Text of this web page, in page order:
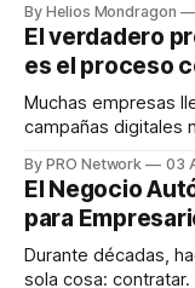
dispositivos
en tiempo real para
decisiones sobre su
responder
By Helios Mondragon
El verdadero
es el proceso
Muchas empresas
campañas digitales
INTERIUS, el problema
una entrevista para
marketing digital
By PRO Network 03
El Negocio
para
Durante décadas,
sola cosa: